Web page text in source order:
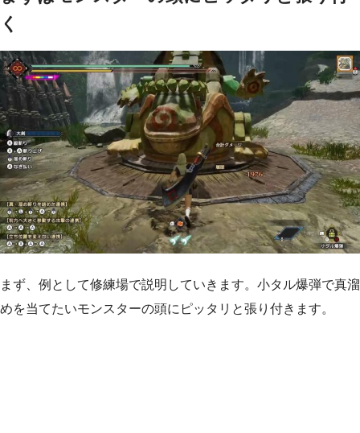
く
まず、例として修練場で説明していきます。小タル爆弾で真溜
めを当てたいモンスターの頭にピッタリと張り付きます。